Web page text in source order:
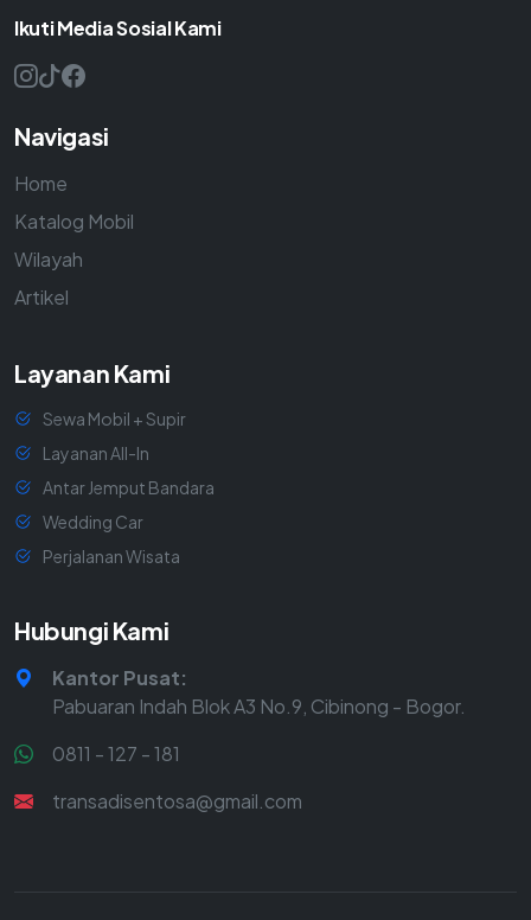
Ikuti Media Sosial Kami
Navigasi
Home
Katalog Mobil
Wilayah
Artikel
Layanan Kami
Sewa Mobil + Supir
Layanan All-In
Antar Jemput Bandara
Wedding Car
Perjalanan Wisata
Hubungi Kami
Kantor Pusat:
Pabuaran Indah Blok A3 No.9, Cibinong - Bogor.
0811 - 127 - 181
transadisentosa@gmail.com